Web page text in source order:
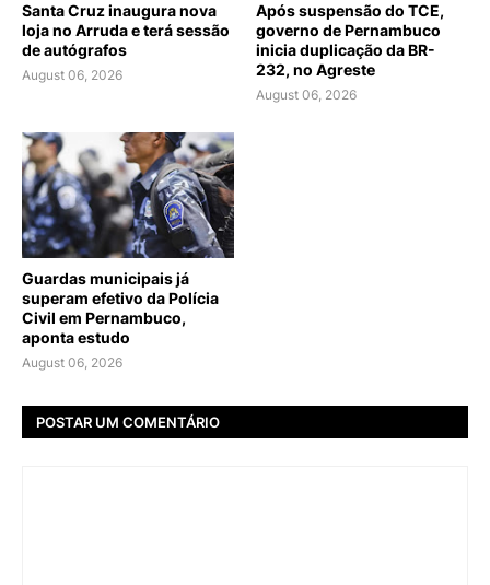
Santa Cruz inaugura nova
loja no Arruda e terá sessão
de autógrafos
August 06, 2026
Após suspensão do TCE,
governo de Pernambuco
inicia duplicação da BR-
232, no Agreste
August 06, 2026
Guardas municipais já
superam efetivo da Polícia
Civil em Pernambuco,
aponta estudo
August 06, 2026
POSTAR UM COMENTÁRIO